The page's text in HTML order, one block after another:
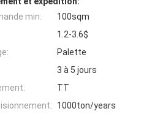
min:
100sqm
1.2-3.6$
Palette
3 à 5 jours
TT
1000ton/years